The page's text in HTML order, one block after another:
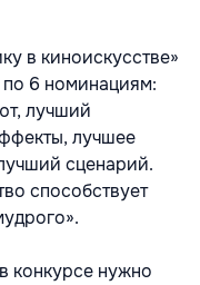
в киноискусстве»
6 номинациям:
лучший
лучшее
сценарий.
способствует
конкурсе нужно